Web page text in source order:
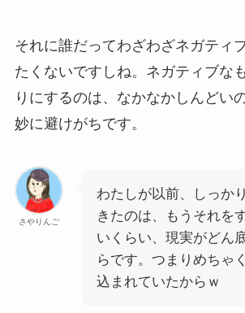
それに誰だってわざわざネガティ
たくないですしね。ネガティブな
りにするのは、なかなかしんどい
妙に避けがちです。
さやりんご
わたしが以前、しっか
きたのは、もうそれを
いくらい、現実がどん
らです。つまりめちゃ
込まれていたからｗ